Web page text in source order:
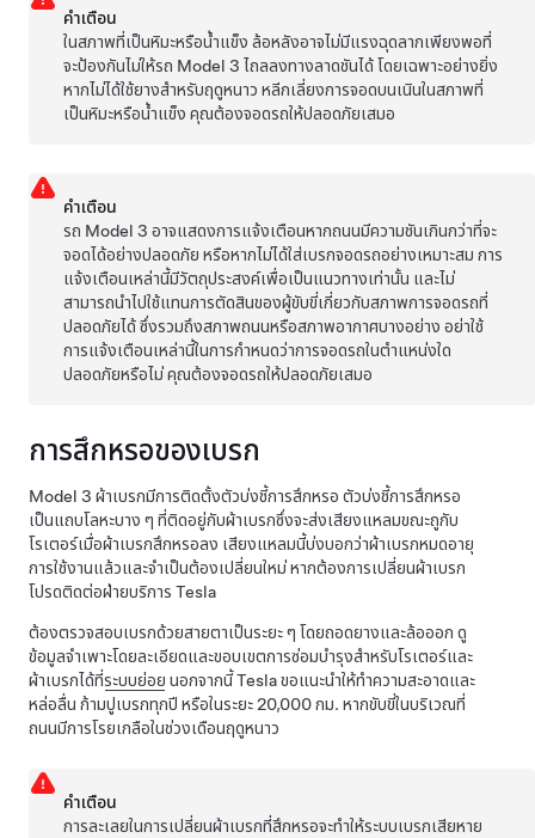
คำเตือน
ในสภาพที่เป็นหิมะหรือน้ำแข็ง ล้อหลังอาจไม่มีแรงฉุดลากเพียงพอที่
จะป้องกันไม่ให้รถ Model 3 ไถลลงทางลาดชันได้ โดยเฉพาะอย่างยิ่ง
หากไม่ได้ใช้ยางสำหรับฤดูหนาว หลีกเลี่ยงการจอดบนเนินในสภาพที่
เป็นหิมะหรือน้ำแข็ง คุณต้องจอดรถให้ปลอดภัยเสมอ
คำเตือน
รถ Model 3 อาจแสดงการแจ้งเตือนหากถนนมีความชันเกินกว่าที่จะ
จอดได้อย่างปลอดภัย หรือหากไม่ได้ใส่เบรกจอดรถอย่างเหมาะสม การ
แจ้งเตือนเหล่านี้มีวัตถุประสงค์เพื่อเป็นแนวทางเท่านั้น และไม่
สามารถนำไปใช้แทนการตัดสินของผู้ขับขี่เกี่ยวกับสภาพการจอดรถที่
ปลอดภัยได้ ซึ่งรวมถึงสภาพถนนหรือสภาพอากาศบางอย่าง อย่าใช้
การแจ้งเตือนเหล่านี้ในการกำหนดว่าการจอดรถในตำแหน่งใด
ปลอดภัยหรือไม่ คุณต้องจอดรถให้ปลอดภัยเสมอ
การสึกหรอของเบรก
Model 3 ผ้าเบรกมีการติดตั้งตัวบ่งชี้การสึกหรอ ตัวบ่งชี้การสึกหรอ
เป็นแถบโลหะบาง ๆ ที่ติดอยู่กับผ้าเบรกซึ่งจะส่งเสียงแหลมขณะถูกับ
โรเตอร์เมื่อผ้าเบรกสึกหรอลง เสียงแหลมนี้บ่งบอกว่าผ้าเบรกหมดอายุ
การใช้งานแล้วและจำเป็นต้องเปลี่ยนใหม่ หากต้องการเปลี่ยนผ้าเบรก
โปรดติดต่อฝ่ายบริการ Tesla
ต้องตรวจสอบเบรกด้วยสายตาเป็นระยะ ๆ โดยถอดยางและล้อออก ดู
ข้อมูลจำเพาะโดยละเอียดและขอบเขตการซ่อมบำรุงสำหรับโรเตอร์และ
ผ้าเบรกได้ที่ระบบย่อย นอกจากนี้ Tesla ขอแนะนำให้ทำความสะอาดและ
หล่อลื่น ก้ามปูเบรกทุกปี หรือในระยะ20,000 กม. หากขับขี่ในบริเวณที่
ถนนมีการโรยเกลือในช่วงเดือนฤดูหนาว
คำเตือน
การละเลยในการเปลี่ยนผ้าเบรกที่สึกหรอจะทำให้ระบบเบรกเสียหาย